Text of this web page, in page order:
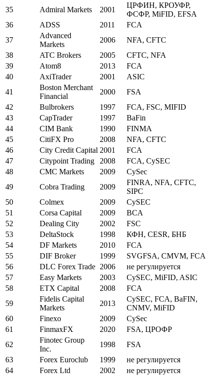
35
Admiral Markets 2001
ЦРФИН, КРОУФР,
ФСФР, MiFID, EFSA
36
ADSS 2011
FCA
37
Advanced
Markets
2006
NFA, CFTC
38
ATC Brokers 2005
CFTC, NFA
39
Atom8 2013
FCA
40
AxiTrader 2001
ASIC
41
Boston Merchant
Financial
2000
FSA
42
Bulbrokers 1997
FCA, FSC, MIFID
43
CapTrader 1997
BaFin
44
CIM Bank 1990
FINMA
45
CitiFX Pro 2008
NFA, CFTC
46
City Credit Capital 2001
FCA
47
Citypoint Trading 2008
FCA, CySEC
48
CMC Markets 2009
CySec
49
Cobra Trading 2009
FINRA, NFA, CFTC,
SIPC
50
Colmex 2009
CySEC
51
Corsa Capital 2009
BCA
52
Dealing City 2002
FSC
53
DeltaStock 1998
КФН, CESR, БНБ
54
DF Markets 2010
FCA
55
DIF Broker 1999
SVGFSA, CMVM, FCA
56
DLC Forex Trade 2006
не регулируется
57
Easy Markets 2003
CySEC, MiFID, ASIC
58
ETX Capital 2008
FCA
59
Fidelis Capital
Markets
2013
CySEC, FCA, BaFIN,
CNMV, MiFID
60
Finexo 2009
CySec
61
FinmaxFX 2020
FSA, ЦРОФР
62
Finotec Group
Inc.
1998
FSA
63
Forex Euroclub 1999
не регулируется
64
Forex Ltd 2002
не регулируется